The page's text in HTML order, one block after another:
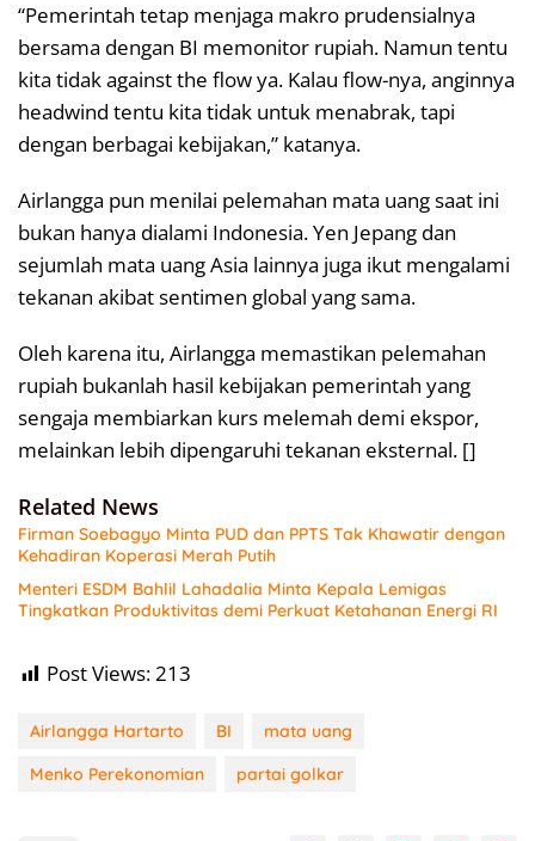
“Pemerintah tetap menjaga makro prudensialnya
bersama dengan BI memonitor rupiah. Namun tentu
kita tidak against the flow ya. Kalau flow-nya, anginnya
headwind tentu kita tidak untuk menabrak, tapi
dengan berbagai kebijakan,” katanya.
Airlangga pun menilai pelemahan mata uang saat ini
bukan hanya dialami Indonesia. Yen Jepang dan
sejumlah mata uang Asia lainnya juga ikut mengalami
tekanan akibat sentimen global yang sama.
Oleh karena itu, Airlangga memastikan pelemahan
rupiah bukanlah hasil kebijakan pemerintah yang
sengaja membiarkan kurs melemah demi ekspor,
melainkan lebih dipengaruhi tekanan eksternal. []
Related News
Firman Soebagyo Minta PUD dan PPTS Tak Khawatir dengan
Kehadiran Koperasi Merah Putih
Menteri ESDM Bahlil Lahadalia Minta Kepala Lemigas
Tingkatkan Produktivitas demi Perkuat Ketahanan Energi RI
Post Views:213
Airlangga Hartarto BI
mata uang
Menko Perekonomian
partai golkar